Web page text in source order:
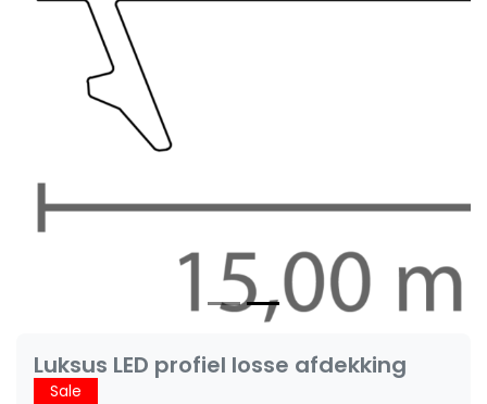
Luksus LED profiel losse afdekking
Sale